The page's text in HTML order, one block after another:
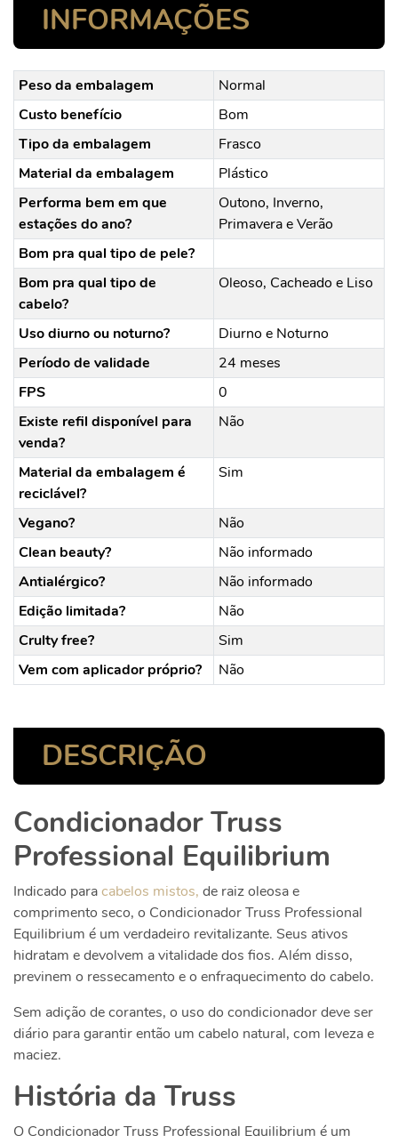
INFORMAÇÕES
Peso da embalagem
Normal
Custo benefício
Bom
Tipo da embalagem
Frasco
Material da embalagem
Plástico
Performa bem em que
estações do ano?
Outono, Inverno,
Primavera e Verão
Bom pra qual tipo de pele?
Bom pra qual tipo de
cabelo?
Oleoso, Cacheado e Liso
Uso diurno ou noturno?
Diurno e Noturno
Período de validade
24 meses
FPS
0
Existe refil disponível para
venda?
Não
Material da embalagem é
reciclável?
Sim
Vegano?
Não
Clean beauty?
Não informado
Antialérgico?
Não informado
Edição limitada?
Não
Crulty free?
Sim
Vem com aplicador próprio?
Não
DESCRIÇÃO
Condicionador Truss
Professional Equilibrium
Indicado paracabelos mistos, de raiz oleosa e
comprimento seco, o Condicionador Truss Professional
Equilibrium é um verdadeiro revitalizante. Seus ativos
hidratam e devolvem a vitalidade dos fios. Além disso,
previnem o ressecamento e o enfraquecimento do cabelo.
Sem adição de corantes, o uso do condicionador deve ser
diário para garantir então um cabelo natural, com leveza e
maciez.
História da Truss
O Condicionador Truss Professional Equilibrium é um